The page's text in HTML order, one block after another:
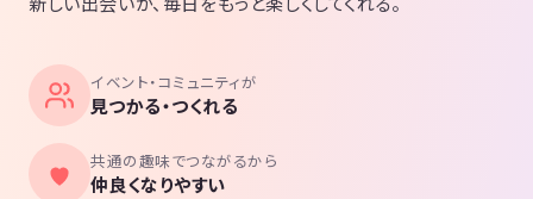
イベント・コミュニティが
見つかる・つくれる
共通の趣味でつながるから
仲良くなりやすい